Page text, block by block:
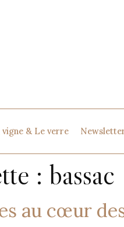
vigne & Le verre
: bassac
au cœur